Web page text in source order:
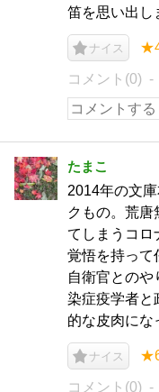
笛を思い出し
ナイス
コメント(0)
たまこ
2014年の文
クもの。荒唐
てしまうコロ
覚悟を持って
自衛官との
染症疫学者と
的な皮肉にな
ナイス
コメント(0)